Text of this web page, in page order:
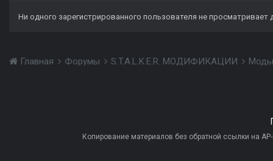
Ни одного зарегистрированного пользователя не просматривает
Главная Форумы S.T.A.L.K.E.R. МОДИФИКАЦИИ
Копирование материалов без обратной ссылки на